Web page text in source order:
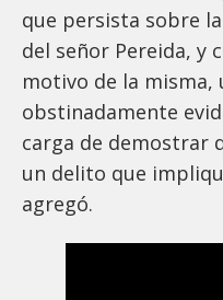
que persista sobre
del señor Pereida, y
motivo de la misma,
obstinadamente
carga de demostrar
un delito que
agregó.